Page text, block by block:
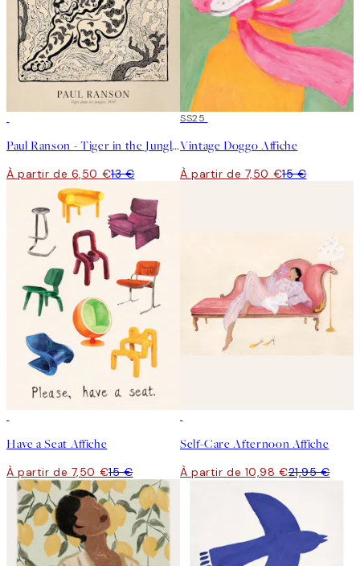
Paul Ranson - Tiger in the Jungle Affiche
À partir de 6,50 €13 €
50%*
SS25
Vintage Doggo Affiche
À partir de 7,50 €15 €
Have a Seat Affiche
À partir de 7,50 €15 €
Self-Care Afternoon Affiche
À partir de 10,98 €21,95 €